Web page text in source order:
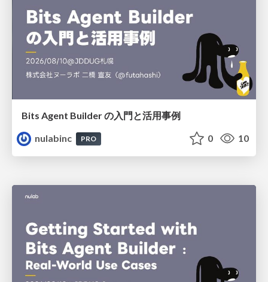
Bits Agent Builder の⼊⾨と活⽤事例
nulabinc
PRO 0 10